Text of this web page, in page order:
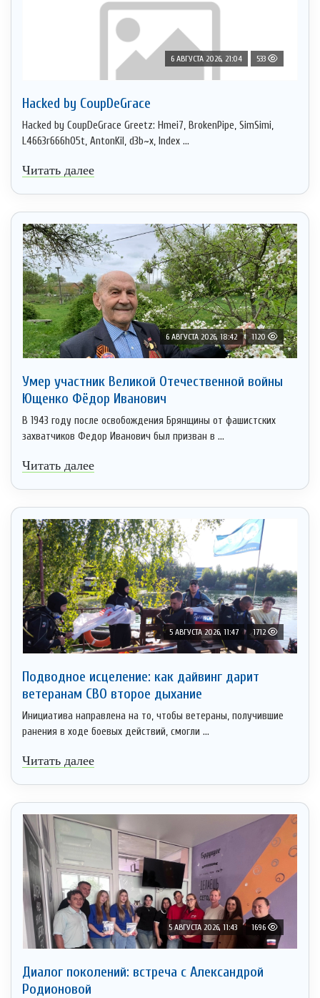
6 АВГУСТА 2026, 21:04 533
Hacked by CoupDeGrace
Hacked by CoupDeGrace Greetz: Hmei7, BrokenPipe, SimSimi,
L4663r666h05t, AntonKil, d3b~x, Index ...
Читать далее
6 АВГУСТА 2026, 18:42 1120
Умер участник Великой Отечественной войны
Ющенко Фёдор Иванович
В 1943 году после освобождения Брянщины от фашистских
захватчиков Федор Иванович был призван в ...
Читать далее
5 АВГУСТА 2026, 11:47 1712
Подводное исцеление: как дайвинг дарит
ветеранам СВО второе дыхание
Инициатива направлена на то, чтобы ветераны, получившие
ранения в ходе боевых действий, смогли ...
Читать далее
5 АВГУСТА 2026, 11:43 1696
Диалог поколений: встреча с Александрой
Родионовой